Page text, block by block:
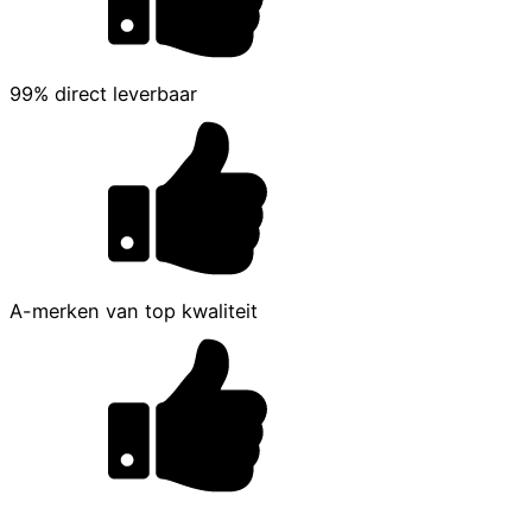
99% direct leverbaar
A-merken van top kwaliteit